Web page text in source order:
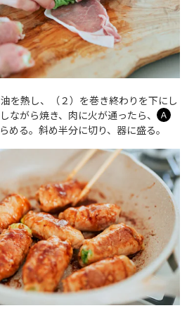
を熱し、（２）を巻き終わりを下にし
ながら焼き、肉に火が通ったら、
Ａ
める。斜め半分に切り、器に盛る。